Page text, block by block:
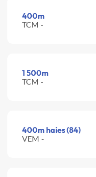
400m
TCM -
1 500m
TCM -
400m haies (84)
VEM -